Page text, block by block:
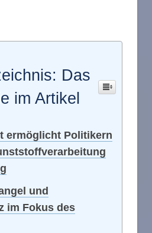
Das
im Artikel
ermöglicht Politikern
und
im Fokus des